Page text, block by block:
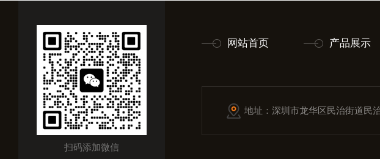
扫码添加微信
网站首页 产品展示
地址：深圳市龙华区民治街道民